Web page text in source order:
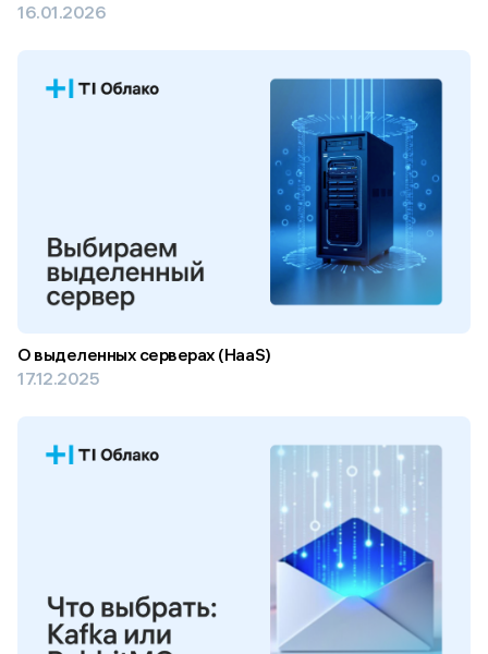
16.01.2026
О выделенных серверах (HaaS)
17.12.2025